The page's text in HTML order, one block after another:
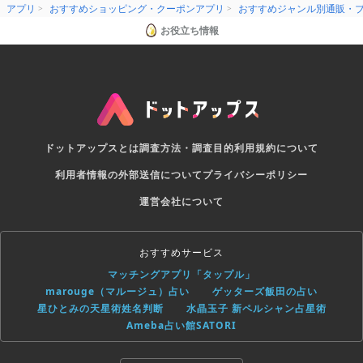
アプリ おすすめショッピング・クーポンアプリ
おすすめジャンル別通販・
お役立ち情報
ドットアップスとは調査方法・調査目的利用規約について
利用者情報の外部送信についてプライバシーポリシー
運営会社について
おすすめサービス
マッチングアプリ「タップル」
marouge（マルージュ）占い
ゲッターズ飯田の占い
星ひとみの天星術姓名判断
水晶玉子 新ペルシャン占星術
Ameba占い館SATORI